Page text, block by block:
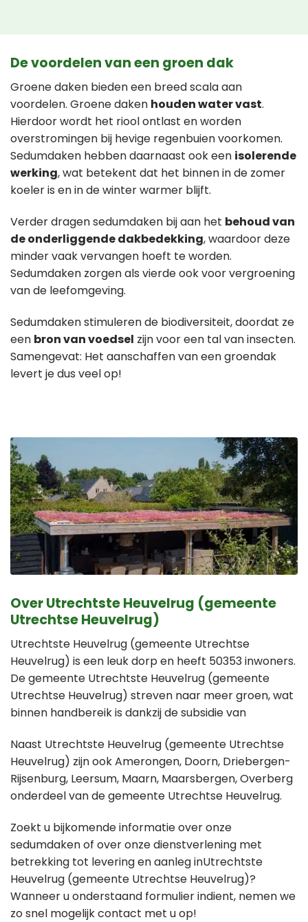
De voordelen van een groen dak
Groene daken bieden een breed scala aan
voordelen. Groene daken houden water vast.
Hierdoor wordt het riool ontlast en worden
overstromingen bij hevige regenbuien voorkomen.
Sedumdaken hebben daarnaast ook een isolerende
werking, wat betekent dat het binnen in de zomer
koeler is en in de winter warmer blijft.
Verder dragen sedumdaken bij aan het behoud van
de onderliggende dakbedekking, waardoor deze
minder vaak vervangen hoeft te worden.
Sedumdaken zorgen als vierde ook voor vergroening
van de leefomgeving.
Sedumdaken stimuleren de biodiversiteit, doordat ze
een bron van voedsel zijn voor een tal van insecten.
Samengevat: Het aanschaffen van een groendak
levert je dus veel op!
Over Utrechtste Heuvelrug (gemeente
Utrechtse Heuvelrug)
Utrechtste Heuvelrug (gemeente Utrechtse
Heuvelrug) is een leuk dorp en heeft 50353 inwoners.
De gemeente Utrechtste Heuvelrug (gemeente
Utrechtse Heuvelrug) streven naar meer groen, wat
binnen handbereik is dankzij de subsidie van
Naast Utrechtste Heuvelrug (gemeente Utrechtse
Heuvelrug) zijn ook Amerongen, Doorn, Driebergen-
Rijsenburg, Leersum, Maarn, Maarsbergen, Overberg
onderdeel van de gemeente Utrechtse Heuvelrug.
Zoekt u bijkomende informatie over onze
sedumdaken of over onze dienstverlening met
betrekking tot levering en aanleg inUtrechtste
Heuvelrug (gemeente Utrechtse Heuvelrug)?
Wanneer u onderstaand formulier indient, nemen we
zo snel mogelijk contact met u op!